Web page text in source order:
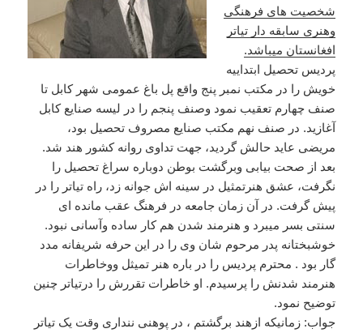
شخصیت های فرهنگی
وهنری سابقه دار تیاتر
افغانستان میباشد.
پردیس تحصیل ابتداییه
خویش را در مکتب نمبر پنج واقع پل باغ عمومی شهر کابل تا
صنف چهارم تعقیب نمود وصنف پنجم را در لیسه صنایع کابل
آغازید. در صنف نهم مکتب صنایع مصروف تحصیل بود،
مریضی عاید حالش گردید، جهت تداوی روانه کشور هند شد.
بعد از صحت بیابی وبرگشت بوطن دوباره سراغ تحصیل را
نگرفت، عشق هنرتمثیل در سینه اش جوانه زد، راه تیاتر را در
پیش گرفت. در آن زمان جامعه در فرهنگ عقب مانده ای
سنتی بسر میبرد و هنرمند شدن هم کار ساده وآسانی نبود.
خوشبختانه پدر مرحوم شان وی را در این حرفه شریفانه مدد
گار بود . محترم پردیس را در باره هنر تمیثل ووخاطرات
هنرمند شدنش را پرسیدم. او خاطرات تقررش را درتیاتر چنین
توضیح نمود.
جواب: زمانیکه ازهند برگشتم ، در پوهنی ننداری وقت یک تیاتر